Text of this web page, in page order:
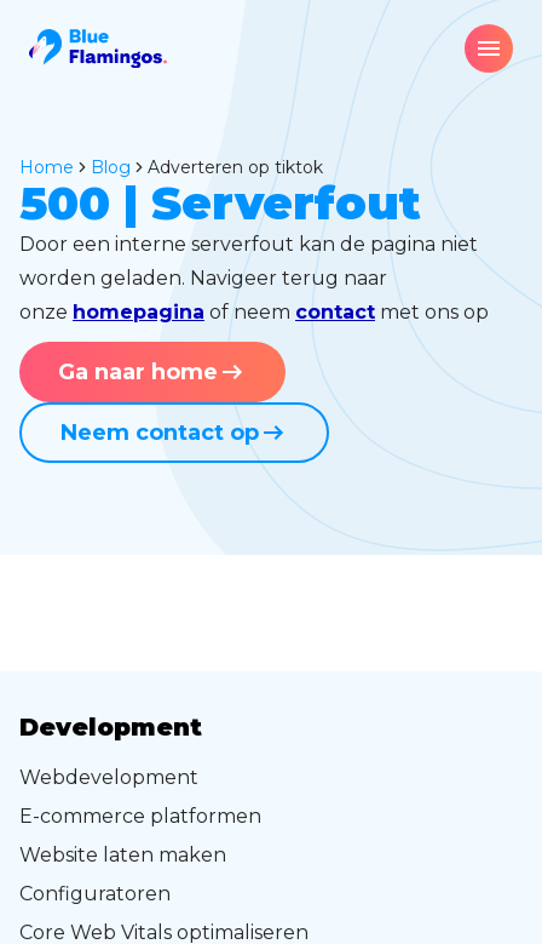
Home blog adverteren op tiktok
500 | Serverfout
Door een interne serverfout kan de pagina niet
worden geladen. Navigeer terug naar
onze homepagina of neem contact met ons op
Ga naar home
Neem contact op
Development
Webdevelopment
E-commerce platformen
Website laten maken
Configuratoren
Core Web Vitals optimaliseren